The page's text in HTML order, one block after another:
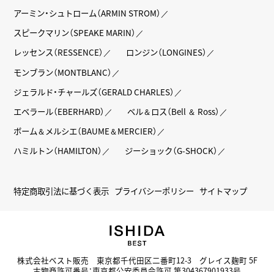
アーミン・シュトローム（ARMIN STROM）
スピークマリン（SPEAKE MARIN）
レッセンス（RESSENCE）
ロンジン（LONGINES）
モンブラン（MONTBLANC）
ジェラルド・チャールズ（GERALD CHARLES）
エベラール（EBERHARD）
ベル＆ロス（Bell ＆ Ross）
ボーム＆メルシエ（BAUME＆MERCIER）
ハミルトン（HAMILTON）
ジーショック（G-SHOCK）
特定商取引法に基づく表示 プライバシーポリシー サイトマップ
株式会社ベスト販売 東京都千代田区二番町12-3 グレイス麹町 5F